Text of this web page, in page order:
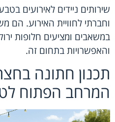
שירותים ניידים לאירועים
וחברתי לחוויית האירוע. הם
במשאבים ומציעים חלופות
והאפשרויות בתחום זה.
תכנון חתונה
המרחב הפתוח